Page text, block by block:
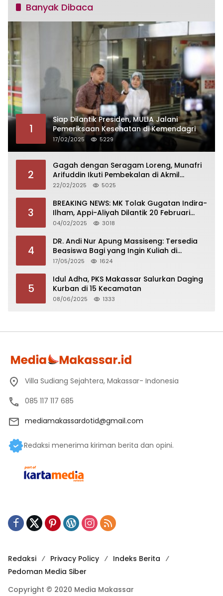
Banyak Dibaca
1
Siap Dilantik Presiden, MULIA Jalani
Pemeriksaan Kesehatan di Kemendagri
17/02/2025 5229
2
Gagah dengan Seragam Loreng, Munafri
Arifuddin Ikuti Pembekalan di Akmil
Magelang
22/02/2025 5025
3
BREAKING NEWS: MK Tolak Gugatan Indira-
Ilham, Appi-Aliyah Dilantik 20 Februari
2025
04/02/2025 3018
4
DR. Andi Nur Apung Massiseng: Tersedia
Beasiswa Bagi yang Ingin Kuliah di
Fakultas Perikanan UCM
17/05/2025 1624
5
Idul Adha, PKS Makassar Salurkan Daging
Kurban di 15 Kecamatan
08/06/2025 1333
Villa Sudiang Sejahtera, Makassar- Indonesia
085 117 117 685
mediamakassardotid@gmail.com
Redaksi menerima kiriman berita dan opini.
Redaksi Privacy Policy
Indeks Berita
Pedoman Media Siber
Copyright © 2020 Media Makassar